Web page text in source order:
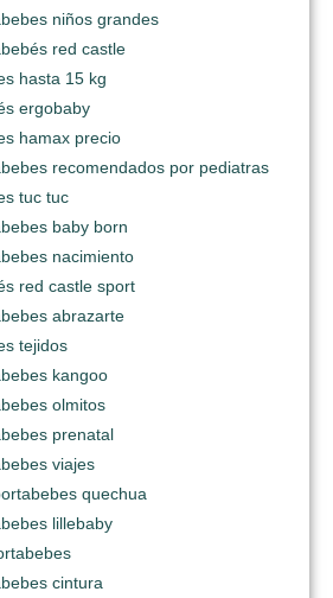
niños grandes
red castle
hasta 15 kg
ergobaby
hamax precio
recomendados por pediatras
tuc tuc
baby born
nacimiento
red castle sport
abrazarte
tejidos
kangoo
olmitos
prenatal
viajes
quechua
lillebaby
cintura